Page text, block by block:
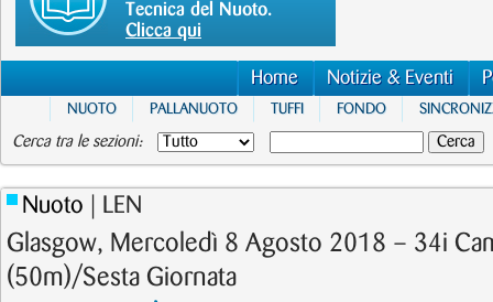
Tecnica del Nuoto.
Clicca qui
Home Notizie & Eventi
NUOTO PALLANUOTO TUFFI FONDO
Cerca tra le sezioni:
Nuoto | LEN
Glasgow, Mercoledì 8 Agosto 2018 – 34i
(50m)/Sesta Giornata